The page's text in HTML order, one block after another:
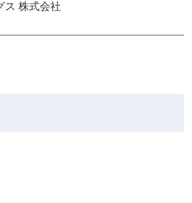
ス 株式会社